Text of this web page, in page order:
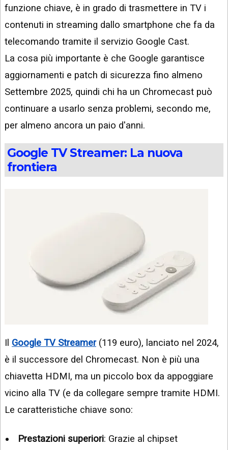
funzione chiave, è in grado di trasmettere in TV i
contenuti in streaming dallo smartphone che fa da
telecomando tramite il servizio Google Cast.
La cosa più importante è che Google garantisce
aggiornamenti e patch di sicurezza fino almeno
Settembre 2025, quindi chi ha un Chromecast può
continuare a usarlo senza problemi, secondo me,
per almeno ancora un paio d'anni.
Google TV Streamer: La nuova
frontiera
Il Google TV Streamer(119 euro), lanciato nel 2024,
è il successore del Chromecast. Non è più una
chiavetta HDMI, ma un piccolo box da appoggiare
vicino alla TV (e da collegare sempre tramite HDMI.
Le caratteristiche chiave sono:
Prestazioni superiori: Grazie al chipset